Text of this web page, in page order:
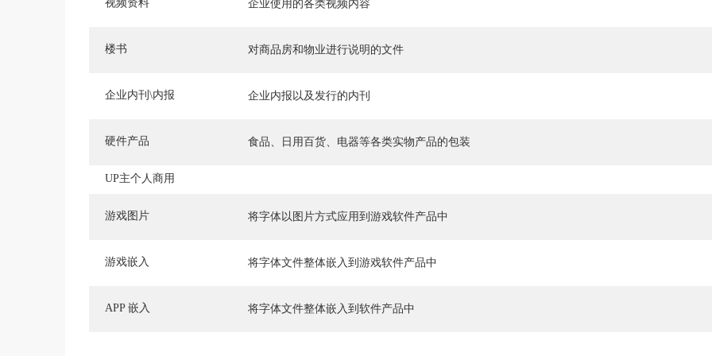
视频资料 企业使用的各类视频内容
楼书 对商品房和物业进行说明的文件
企业内刊\内报 企业内报以及发行的内刊
硬件产品 食品、日用百货、电器等各类实物产品的包装
UP主个人商用
游戏图片 将字体以图片方式应用到游戏软件产品中
游戏嵌入 将字体文件整体嵌入到游戏软件产品中
APP 嵌入 将字体文件整体嵌入到软件产品中